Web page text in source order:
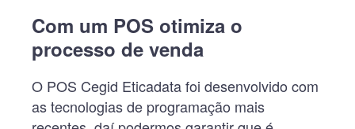
Com um POS otimiza o
processo de venda
O POS Cegid Eticadata foi desenvolvido com
as tecnologias de programação mais